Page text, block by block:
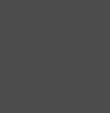
sind unsere
in den Bereichen
und
Bereichen